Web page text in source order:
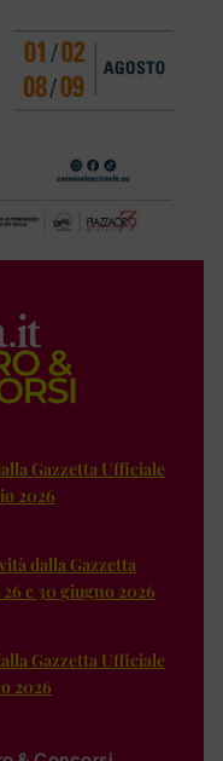
Gazzetta Ufficiale
2026
dalla Gazzetta
e 30 giugno 2026
Gazzetta Ufficiale
2026